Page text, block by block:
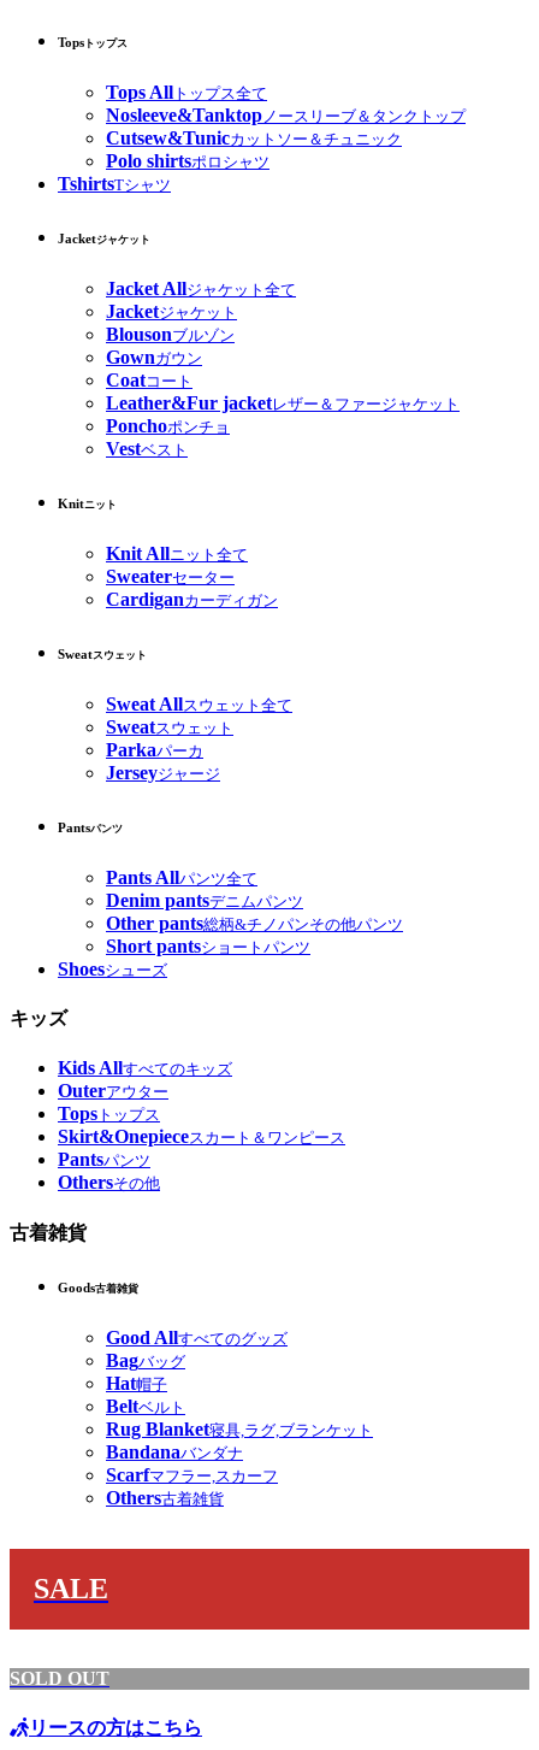
Tops トップス
Tops All トップス全て
Nosleeve&Tanktop ノースリーブ＆タンクトップ
Cutsew&Tunicカットソー＆チュニック
Polo shirtsポロシャツ
TshirtsTシャツ
Jacketジャケット
Jacket Allジャケット全て
Jacketジャケット
Blousonブルゾン
Gownガウン
Coatコート
Leather&Fur jacketレザー＆ファージャケット
Ponchoポンチョ
Vestベスト
Knitニット
Knit Allニット全て
Sweaterセーター
Cardiganカーディガン
Sweatスウェット
Sweat Allスウェット全て
Sweatスウェット
Parkaパーカ
Jerseyジャージ
Pantsパンツ
Pants Allパンツ全て
Denim pantsデニムパンツ
Other pants総柄&チノパンその他パンツ
Short pantsショートパンツ
Shoesシューズ
キッズ
Kids Allすべてのキッズ
Outerアウター
Tops トップス
Skirt&Onepieceスカート＆ワンピース
Pantsパンツ
Othersその他
古着雑貨
Goods古着雑貨
Good Allすべてのグッズ
Bagバッグ
Hat帽子
Beltベルト
Rug Blanket寝具,ラグ,ブランケット
Bandanaバンダナ
Scarfマフラー,スカーフ
Others古着雑貨
SALE
SOLD OUT
リースの方はこちら